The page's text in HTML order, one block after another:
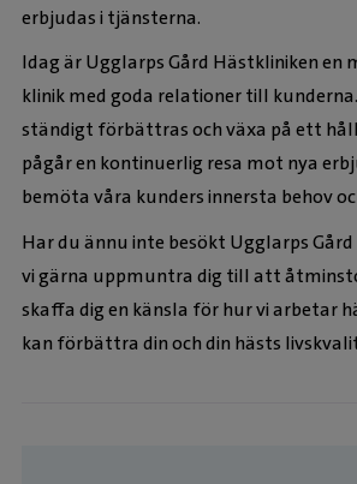
erbjudas i tjänsterna.
Idag är Ugglarps Gård Hästkliniken en
klinik med goda relationer till
ständigt förbättras och växa på ett
pågår en kontinuerlig resa mot nya
bemöta våra kunders innersta behov
Har du ännu inte besökt Ugglarps
vi gärna uppmuntra dig till att
skaffa dig en känsla för hur vi arbetar
kan förbättra din och din hästs